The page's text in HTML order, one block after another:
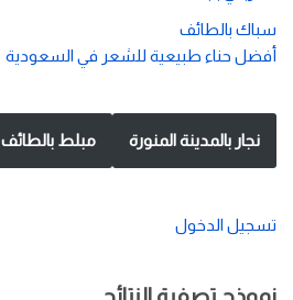
سباك بالطائف
أفضل حناء طبيعية للشعر في السعودية
نجار بالمدينة المنورة مبلط بالطائف
تسجيل الدخول